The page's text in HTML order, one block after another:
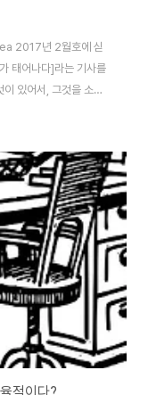
2017년 2월호에 싣
태어나다]라는 기사를
있어서, 그것을 소개
본의 규슈대학교에
서 인공수정을 한 다음
니다. 우선 그림으로 간
다. 이렇게 쥐의 피부에
지만, 일단 이 피부세